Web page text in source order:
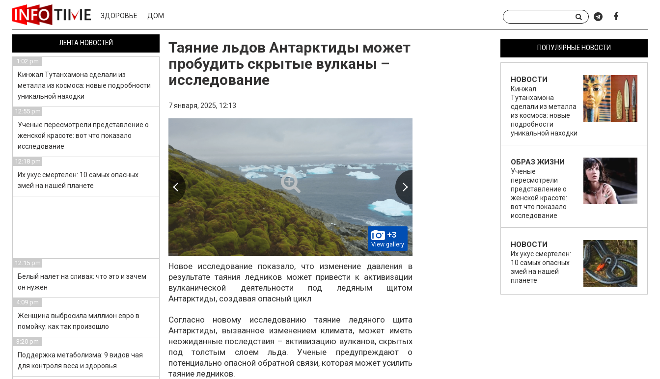
ЗДОРОВЬЕ ДОМ
Таяние льдов Антарктиды может
пробудить скрытые вулканы –
исследование
7 января, 2025, 12:13
+3
View gallery
Новое исследование показало, что изменение давления в
результате таяния ледников может привести к активизации
вулканической деятельности под ледяным щитом
Антарктиды, создавая опасный цикл
Согласно новому исследованию таяние ледяного щита
Антарктиды, вызванное изменением климата, может иметь
неожиданные последствия – активизацию вулканов, скрытых
под толстым слоем льда. Ученые предупреждают о
потенциально опасной обратной связи, которая может усилить
таяние ледников.
ПОПУЛЯРНЫЕ НОВОСТИ
НОВОСТИ
Кинжал
Тутанхамона
сделали из металла
из космоса: новые
подробности
уникальной находки
ОБРАЗ ЖИЗНИ
Ученые
пересмотрели
представление о
женской красоте:
вот что показало
исследование
НОВОСТИ
Их укус смертелен:
10 самых опасных
змей на нашей
планете
ЛЕНТА НОВОСТЕЙ
1:02 pm
Кинжал Тутанхамона сделали из
металла из космоса: новые подробности
уникальной находки
12:55 pm
Ученые пересмотрели представление о
женской красоте: вот что показало
исследование
12:18 pm
Их укус смертелен: 10 самых опасных
змей на нашей планете
12:15 pm
Белый налет на сливах: что это и зачем
он нужен
4:09 pm
Женщина выбросила миллион евро в
помойку: как так произошло
3:20 pm
Поддержка метаболизма: 9 видов чая
для контроля веса и здоровья